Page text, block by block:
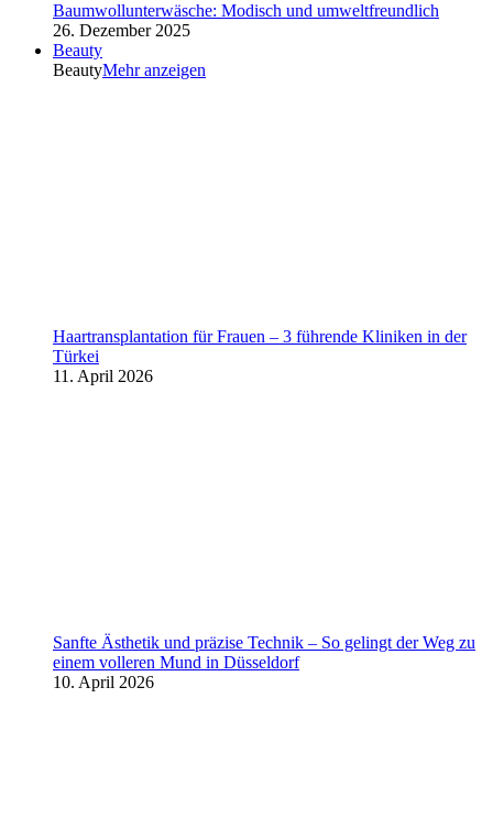
Baumwollunterwäsche: Modisch und umweltfreundlich
26. Dezember 2025
Beauty
BeautyMehr anzeigen
Haartransplantation für Frauen – 3 führende Kliniken in der
Türkei
11. April 2026
Sanfte Ästhetik und präzise Technik – So gelingt der Weg zu
einem volleren Mund in Düsseldorf
10. April 2026